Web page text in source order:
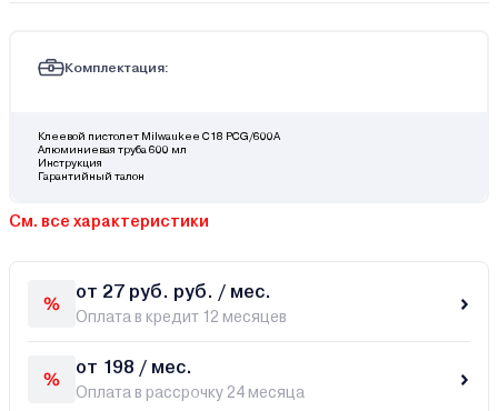
Комплектация:
Клеевой пистолет Milwaukee C18 PCG/600A
Алюминиевая труба 600 мл
Инструкция
Гарантийный талон
См. все характеристики
от 27 руб. руб. / мес.
Оплата в кредит 12 месяцев
от 198 / мес.
Оплата в рассрочку 24 месяца